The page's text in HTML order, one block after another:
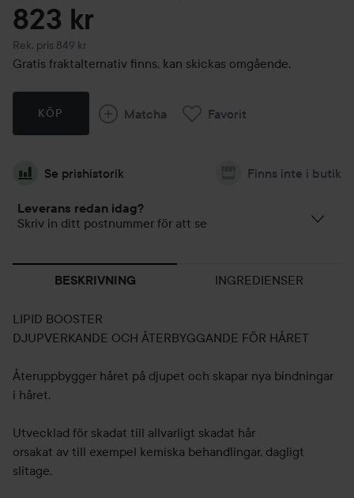
823 kr
Rek. pris 849 kr
Rekommenderat pris 849 kr
Gratis fraktalternativ finns, kan skickas omgående.
KÖP Matcha Favorit
Se prishistorik Finns inte i butik
Leverans redan idag?
Skriv in ditt postnummer för att se
BESKRIVNING INGREDIENSER
LIPID BOOSTER
DJUPVERKANDE OCH ÅTERBYGGANDE FÖR HÅRET
Återuppbygger håret på djupet och skapar nya bindningar
i håret.
Utvecklad för skadat till allvarligt skadat hår
orsakat av till exempel kemiska behandlingar, dagligt
slitage.